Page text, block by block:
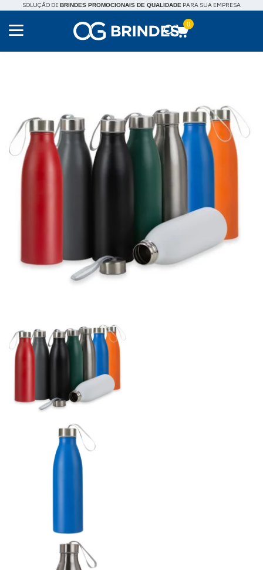
SOLUÇÃO DEBRINDES PROMOCIONAIS DE QUALIDADE PARA SUA EMPRESA
0